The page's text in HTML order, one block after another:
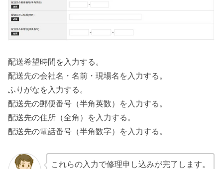
配送希望時間を入力する。
配送先の会社名・名前・現場名を入力する。
ふりがなを入力する。
配送先の郵便番号（半角英数）を入力する。
配送先の住所（全角）を入力する。
配送先の電話番号（半角数字）を入力する。
これらの入力で修理申し込みが完了します。